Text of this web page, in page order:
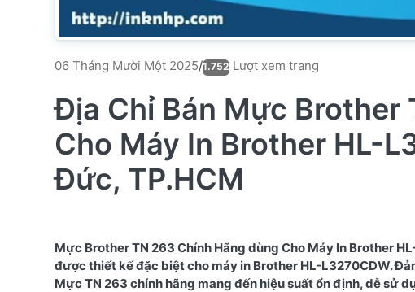
06 Tháng Mười Một 2025/1.752 Lượt xem trang
Địa Chỉ Bán Mực Brother
Cho Máy In Brother HL-
Đức, TP.HCM
Mực Brother TN 263 Chính Hãng dùng Cho Máy In Brother
được thiết kế đặc biệt cho máy in Brother HL-L3270CDW.
Mực TN 263 chính hãng mang đến hiệu suất ổn định, dễ sử